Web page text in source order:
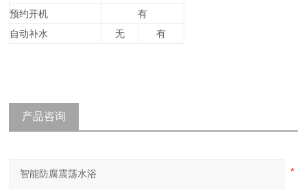
预约开机
有
自动补水
无 有
产品咨询